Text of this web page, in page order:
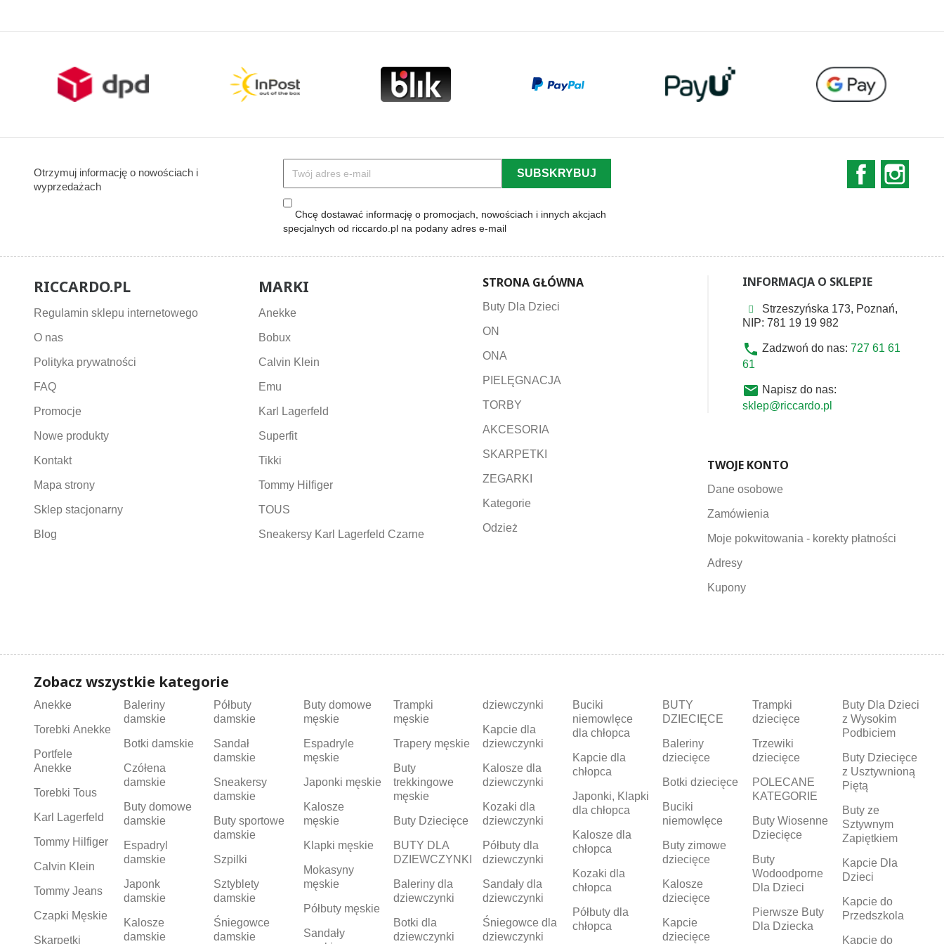
Otrzymuj informację o nowościach i
wyprzedażach
Chcę dostawać informację o promocjach, nowościach i innych akcjach
specjalnych od riccardo.pl na podany adres e-mail
Facebook
RICCARDO.PL
Regulamin sklepu internetowego
O nas
Polityka prywatności
FAQ
Promocje
Nowe produkty
Kontakt
Mapa strony
Sklep stacjonarny
Blog
MARKI
Anekke
Bobux
Calvin Klein
Emu
Karl Lagerfeld
Superfit
Tikki
Tommy Hilfiger
TOUS
Sneakersy Karl Lagerfeld Czarne
STRONA GŁÓWNA
Buty Dla Dzieci
ON
ONA
PIELĘGNACJA
TORBY
AKCESORIA
SKARPETKI
ZEGARKI
Kategorie
Odzież
INFORMACJA O SKLEPIE
Strzeszyńska 173, Poznań,
NIP: 781 19 19 982
phone Zadzwoń do nas: 727 61 61
61
email Napisz do nas:
sklep@riccardo.pl
TWOJE KONTO
Dane osobowe
Zamówienia
Moje pokwitowania - korekty płatności
Adresy
Kupony
Zobacz wszystkie kategorie
Anekke
Torebki Anekke
Portfele
Anekke
Torebki Tous
Karl Lagerfeld
Tommy Hilfiger
Calvin Klein
Tommy Jeans
Czapki Męskie
Skarpetki
Baleriny
damskie
Botki damskie
Czółena
damskie
Buty domowe
damskie
Espadryl
damskie
Japonk
damskie
Kalosze
damskie
Półbuty
damskie
Sandał
damskie
Sneakersy
damskie
Buty sportowe
damskie
Szpilki
Sztyblety
damskie
Śniegowce
damskie
Buty domowe
męskie
Espadryle
męskie
Japonki męskie
Kalosze
męskie
Klapki męskie
Mokasyny
męskie
Półbuty męskie
Sandały
Trampki
męskie
Trapery męskie
Buty
trekkingowe
męskie
Buty Dziecięce
BUTY DLA
DZIEWCZYNKI
Baleriny dla
dziewczynki
Botki dla
dziewczynki
dziewczynki
Kapcie dla
dziewczynki
Kalosze dla
dziewczynki
Kozaki dla
dziewczynki
Półbuty dla
dziewczynki
Sandały dla
dziewczynki
Śniegowce dla
dziewczynki
Buciki
niemowlęce
dla chłopca
Kapcie dla
chłopca
Japonki, Klapki
dla chłopca
Kalosze dla
chłopca
Kozaki dla
chłopca
Półbuty dla
chłopca
BUTY
DZIECIĘCE
Baleriny
dziecięce
Botki dziecięce
Buciki
niemowlęce
Buty zimowe
dziecięce
Kalosze
dziecięce
Kapcie
dziecięce
Trampki
dziecięce
Trzewiki
dziecięce
POLECANE
KATEGORIE
Buty Wiosenne
Dziecięce
Buty
Wodoodporne
Dla Dzieci
Pierwsze Buty
Dla Dziecka
Buty Dla Dzieci
z Wysokim
Podbiciem
Buty Dziecięce
z Usztywnioną
Piętą
Buty ze
Sztywnym
Zapiętkiem
Kapcie Dla
Dzieci
Kapcie do
Przedszkola
Kapcie do